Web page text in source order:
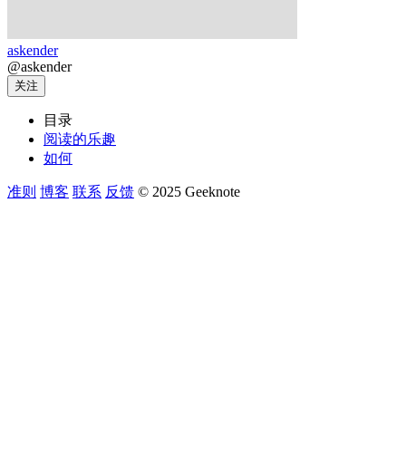
askender
@askender
关注
目录
阅读的乐趣
如何
准则 博客 联系 反馈 © 2025 Geeknote